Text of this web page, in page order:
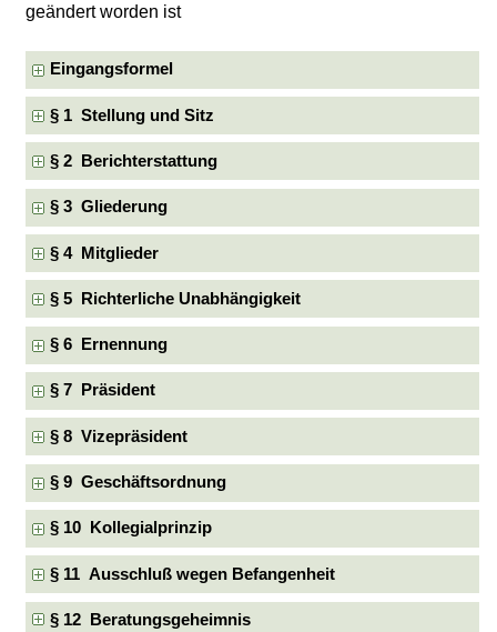
geändert worden ist
Eingangsformel
§ 1 Stellung und Sitz
§ 2 Berichterstattung
§ 3 Gliederung
§ 4 Mitglieder
§ 5 Richterliche Unabhängigkeit
§ 6 Ernennung
§ 7 Präsident
§ 8 Vizepräsident
§ 9 Geschäftsordnung
§ 10 Kollegialprinzip
§ 11 Ausschluß wegen Befangenheit
§ 12 Beratungsgeheimnis